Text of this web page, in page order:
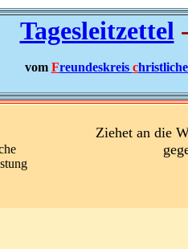
Tagesleitzettel
vom Freundeskreis c
Ziehet an die